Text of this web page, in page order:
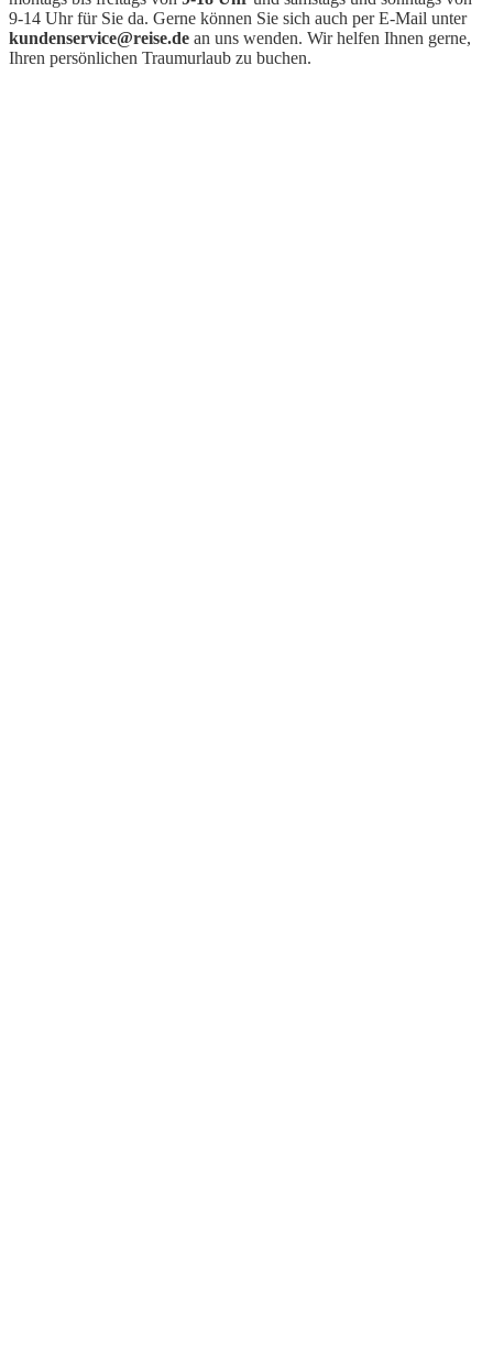
9-14 Uhr für Sie da. Gerne können Sie sich auch per E-Mail unter
kundenservice@reise.de an uns wenden. Wir helfen Ihnen gerne,
Ihren persönlichen Traumurlaub zu buchen.